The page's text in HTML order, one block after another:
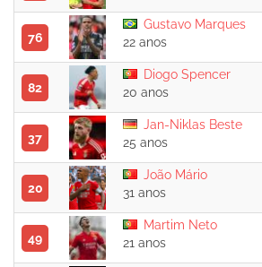
76
Gustavo Marques
22 anos
82
Diogo Spencer
20 anos
37
Jan-Niklas Beste
25 anos
20
João Mário
31 anos
49
Martim Neto
21 anos